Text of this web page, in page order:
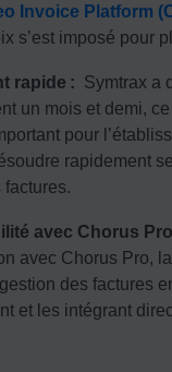
Invoice Platform
s’est imposé pour
rapide : Symtrax a
un mois et demi,
pour
rapidement
factures.
avec Chorus
avec Chorus Pro,
des factures
et les intégrant